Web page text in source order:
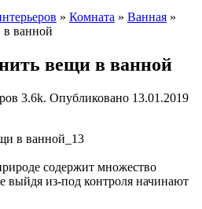
» Комната » Ванная »
в ванной
вещи в ванной
3.6k. Опубликовано 13.01.2019
содержит множество
выйдя из-под контроля начинают